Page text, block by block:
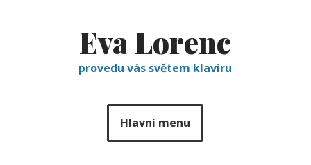
Eva Lorenc
provedu vás světem klavíru
Hlavní menu